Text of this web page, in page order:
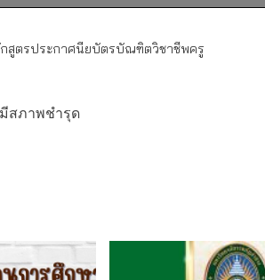
สูตรประกาศนียบัตรบัณฑิตวิชาชีพครู
สภาพชำรุด